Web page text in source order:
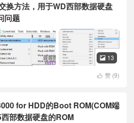
换方法，用于WD西部数据硬盘
问题
 13
 赞 (9)
for HDD的Boot ROM(COM端
部数据硬盘的ROM